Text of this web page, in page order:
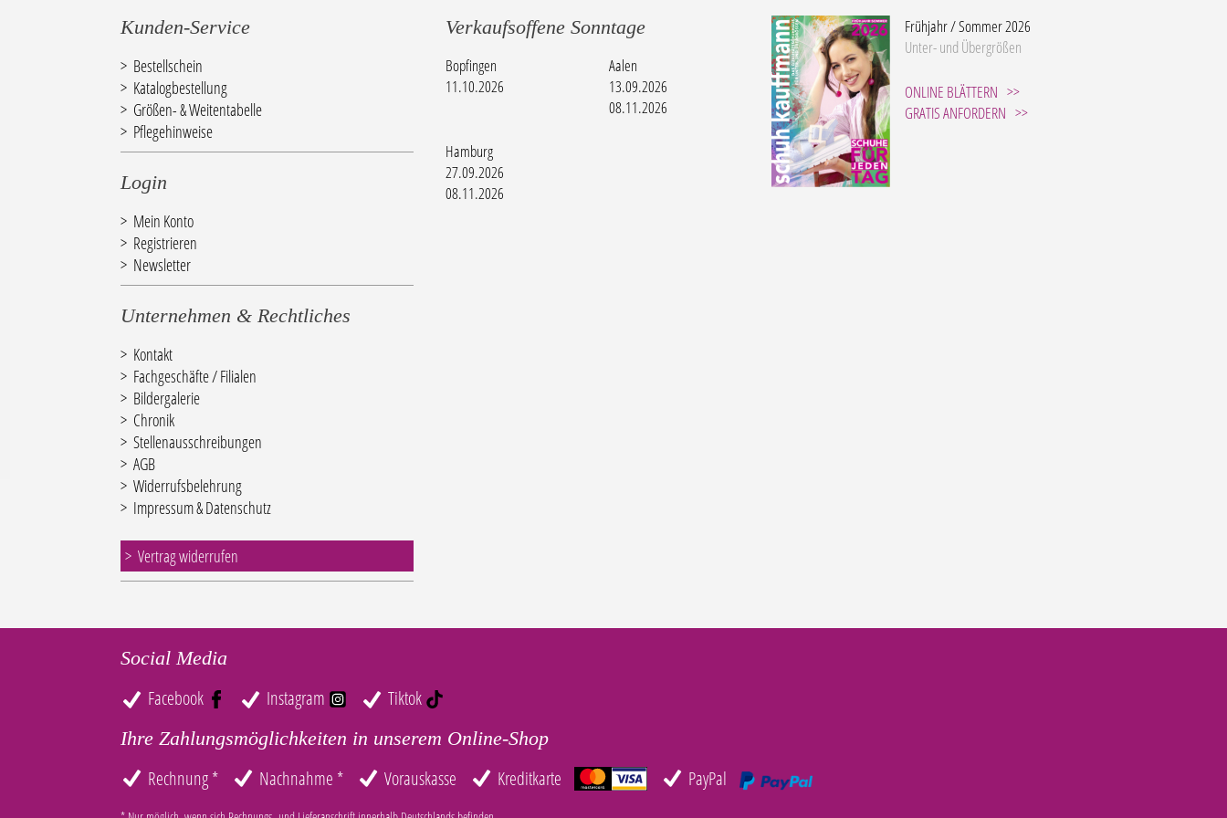
Kunden-Service
Bestellschein
Katalogbestellung
Größen- & Weitentabelle
Pflegehinweise
Login
Mein Konto
Registrieren
Newsletter
Unternehmen & Rechtliches
Kontakt
Fachgeschäfte / Filialen
Bildergalerie
Chronik
Stellenausschreibungen
AGB
Widerrufsbelehrung
Impressum & Datenschutz
Vertrag widerrufen
Verkaufsoffene Sonntage
Bopfingen
11.10.2026
Aalen
13.09.2026
08.11.2026
Hamburg
27.09.2026
08.11.2026
Frühjahr / Sommer 2026
Unter- und Übergrößen
ONLINE BLÄTTERN
GRATIS ANFORDERN
Social Media
Facebook Instagram Tiktok
Ihre Zahlungsmöglichkeiten in unserem Online-Shop
Rechnung * Nachnahme * Vorauskasse Kreditkarte PayPal